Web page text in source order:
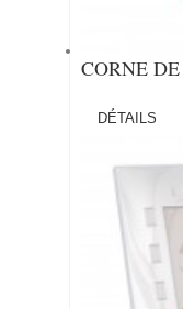
CORNE
DÉTAILS